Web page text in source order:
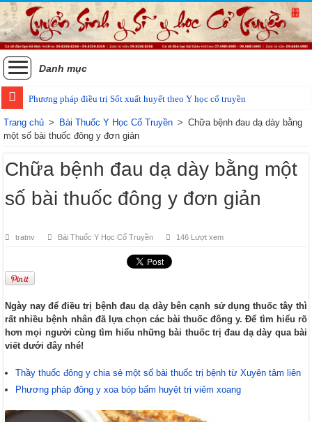
Danh mục
Phương pháp điều trị Sốt xuất huyết theo Y học cổ truyền
Các phương pháp điều trị zona thần kinh bằng Đông y
Trang chủ > Bài Thuốc Y Học Cổ Truyền > Chữa bệnh đau dạ dày bằng
một số bài thuốc đông y đơn giản
Chữa bệnh đau dạ dày bằng một
số bài thuốc đông y đơn giản
tratnv Bài Thuốc Y Học Cổ Truyền 146 Lượt xem
Ngày nay để điều trị bệnh đau dạ dày bên cạnh sử dụng thuốc tây thì
rất nhiều bệnh nhân đã lựa chọn các bài thuốc đông y. Để tìm hiểu rõ
hơn mọi người cùng tìm hiểu những bài thuốc trị đau dạ dày qua bài
viết dưới đây nhé!
Thầy thuốc đông y chia sẻ một số bài thuốc trị bệnh từ Xuyên tâm liên
Phương pháp đông y xoa bóp bấm huyệt trị viêm xoang